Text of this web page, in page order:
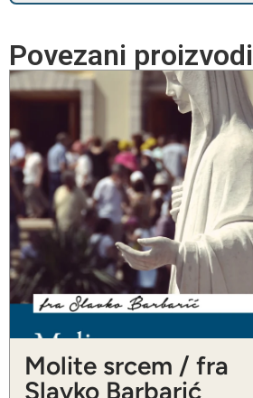
Povezani proizvodi
Molite srcem / fra
Slavko Barbarić